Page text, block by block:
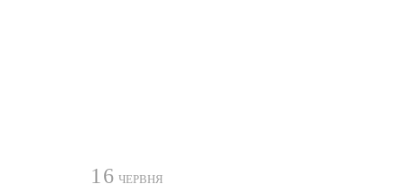
16 ЧЕРВНЯ